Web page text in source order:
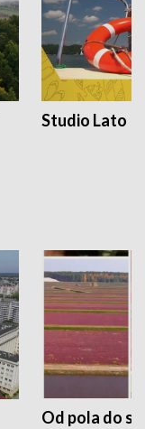
Studio Lato
Od pola do